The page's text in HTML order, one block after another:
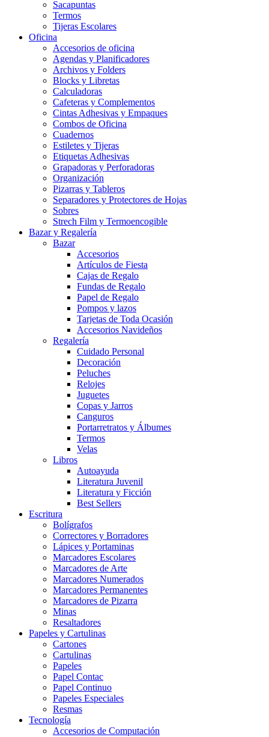
Sacapuntas
Termos
Tijeras Escolares
Oficina
Accesorios de oficina
Agendas y Planificadores
Archivos y Folders
Blocks y Libretas
Calculadoras
Cafeteras y Complementos
Cintas Adhesivas y Empaques
Combos de Oficina
Cuadernos
Estiletes y Tijeras
Etiquetas Adhesivas
Grapadoras y Perforadoras
Organización
Pizarras y Tableros
Separadores y Protectores de Hojas
Sobres
Strech Film y Termoencogible
Bazar y Regalería
Bazar
Accesorios
Artículos de Fiesta
Cajas de Regalo
Fundas de Regalo
Papel de Regalo
Pompos y lazos
Tarjetas de Toda Ocasión
Accesorios Navideños
Regalería
Cuidado Personal
Decoración
Peluches
Relojes
Juguetes
Copas y Jarros
Canguros
Portarretratos y Álbumes
Termos
Velas
Libros
Autoayuda
Literatura Juvenil
Literatura y Ficción
Best Sellers
Escritura
Bolígrafos
Correctores y Borradores
Lápices y Portaminas
Marcadores Escolares
Marcadores de Arte
Marcadores Numerados
Marcadores Permanentes
Marcadores de Pizarra
Minas
Resaltadores
Papeles y Cartulinas
Cartones
Cartulinas
Papeles
Papel Contac
Papel Continuo
Papeles Especiales
Resmas
Tecnología
Accesorios de Computación